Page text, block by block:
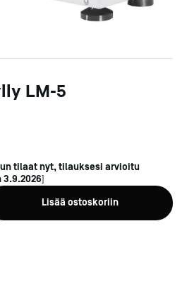
LM-5
tilaat nyt, tilauksesi arvioitu
3.9.2026]
Lisää ostoskoriin